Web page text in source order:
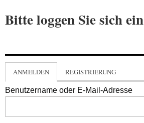
Bitte loggen Sie sich ein
ANMELDEN REGISTRIERUNG
Benutzername oder E-Mail-Adresse